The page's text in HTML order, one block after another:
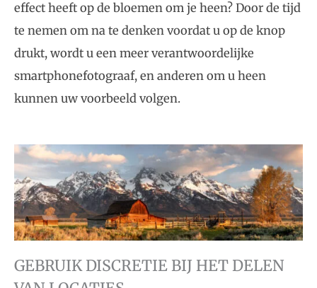
effect heeft op de bloemen om je heen? Door de tijd
te nemen om na te denken voordat u op de knop
drukt, wordt u een meer verantwoordelijke
smartphonefotograaf, en anderen om u heen
kunnen uw voorbeeld volgen.
GEBRUIK DISCRETIE BIJ HET DELEN